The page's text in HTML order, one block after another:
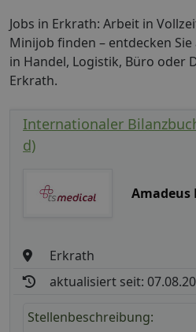
Jobs in Erkrath: Arbeit in
Minijob finden – entdecken
in Handel, Logistik, Büro oder
Erkrath.
Internationaler
d)
Amadeus
Erkrath
aktualisiert seit:
Stellenbeschreibung: